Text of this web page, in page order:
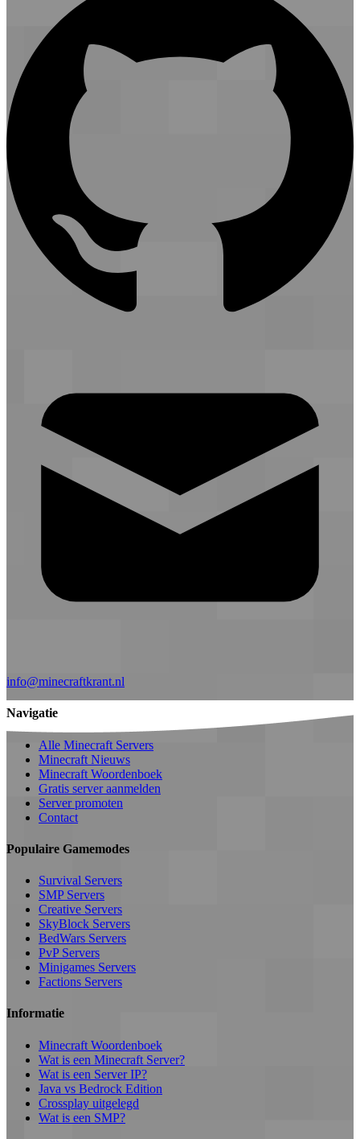
info@minecraftkrant.nl
Navigatie
Alle Minecraft Servers
Minecraft Nieuws
Minecraft Woordenboek
Gratis server aanmelden
Server promoten
Contact
Populaire Gamemodes
Survival Servers
SMP Servers
Creative Servers
SkyBlock Servers
BedWars Servers
PvP Servers
Minigames Servers
Factions Servers
Informatie
Minecraft Woordenboek
Wat is een Minecraft Server?
Wat is een Server IP?
Java vs Bedrock Edition
Crossplay uitgelegd
Wat is een SMP?